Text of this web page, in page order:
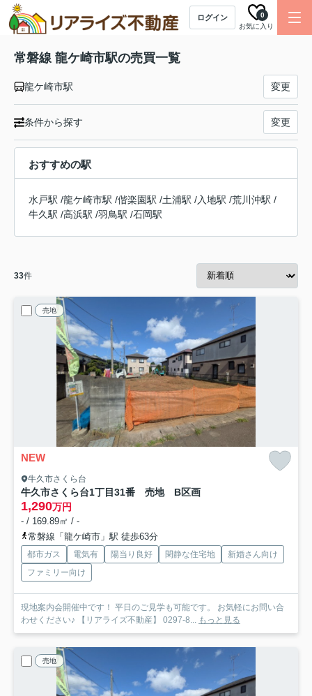
ログイン
お気に入り
0
常磐線 龍ケ崎市駅の売買一覧
龍ケ崎市駅 変更
条件から探す 変更
おすすめの駅
水戸駅 /龍ケ崎市駅 /偕楽園駅 /土浦駅 /入地駅 /荒川沖駅 /
牛久駅 /高浜駅 /羽鳥駅 /石岡駅
33件
売地
NEW
牛久市さくら台
牛久市さくら台1丁目31番 売地 B区画
1,290万円
- / 169.89㎡ / -
常磐線「龍ケ崎市」駅 徒歩63分
都市ガス 電気有 陽当り良好 閑静な住宅地
新婚さん向け
ファミリー向け
現地案内会開催中です！ 平日のご見学も可能です。 お気軽にお問い合
わせください♪ 【リアライズ不動産】 0297-8... もっと見る
売地